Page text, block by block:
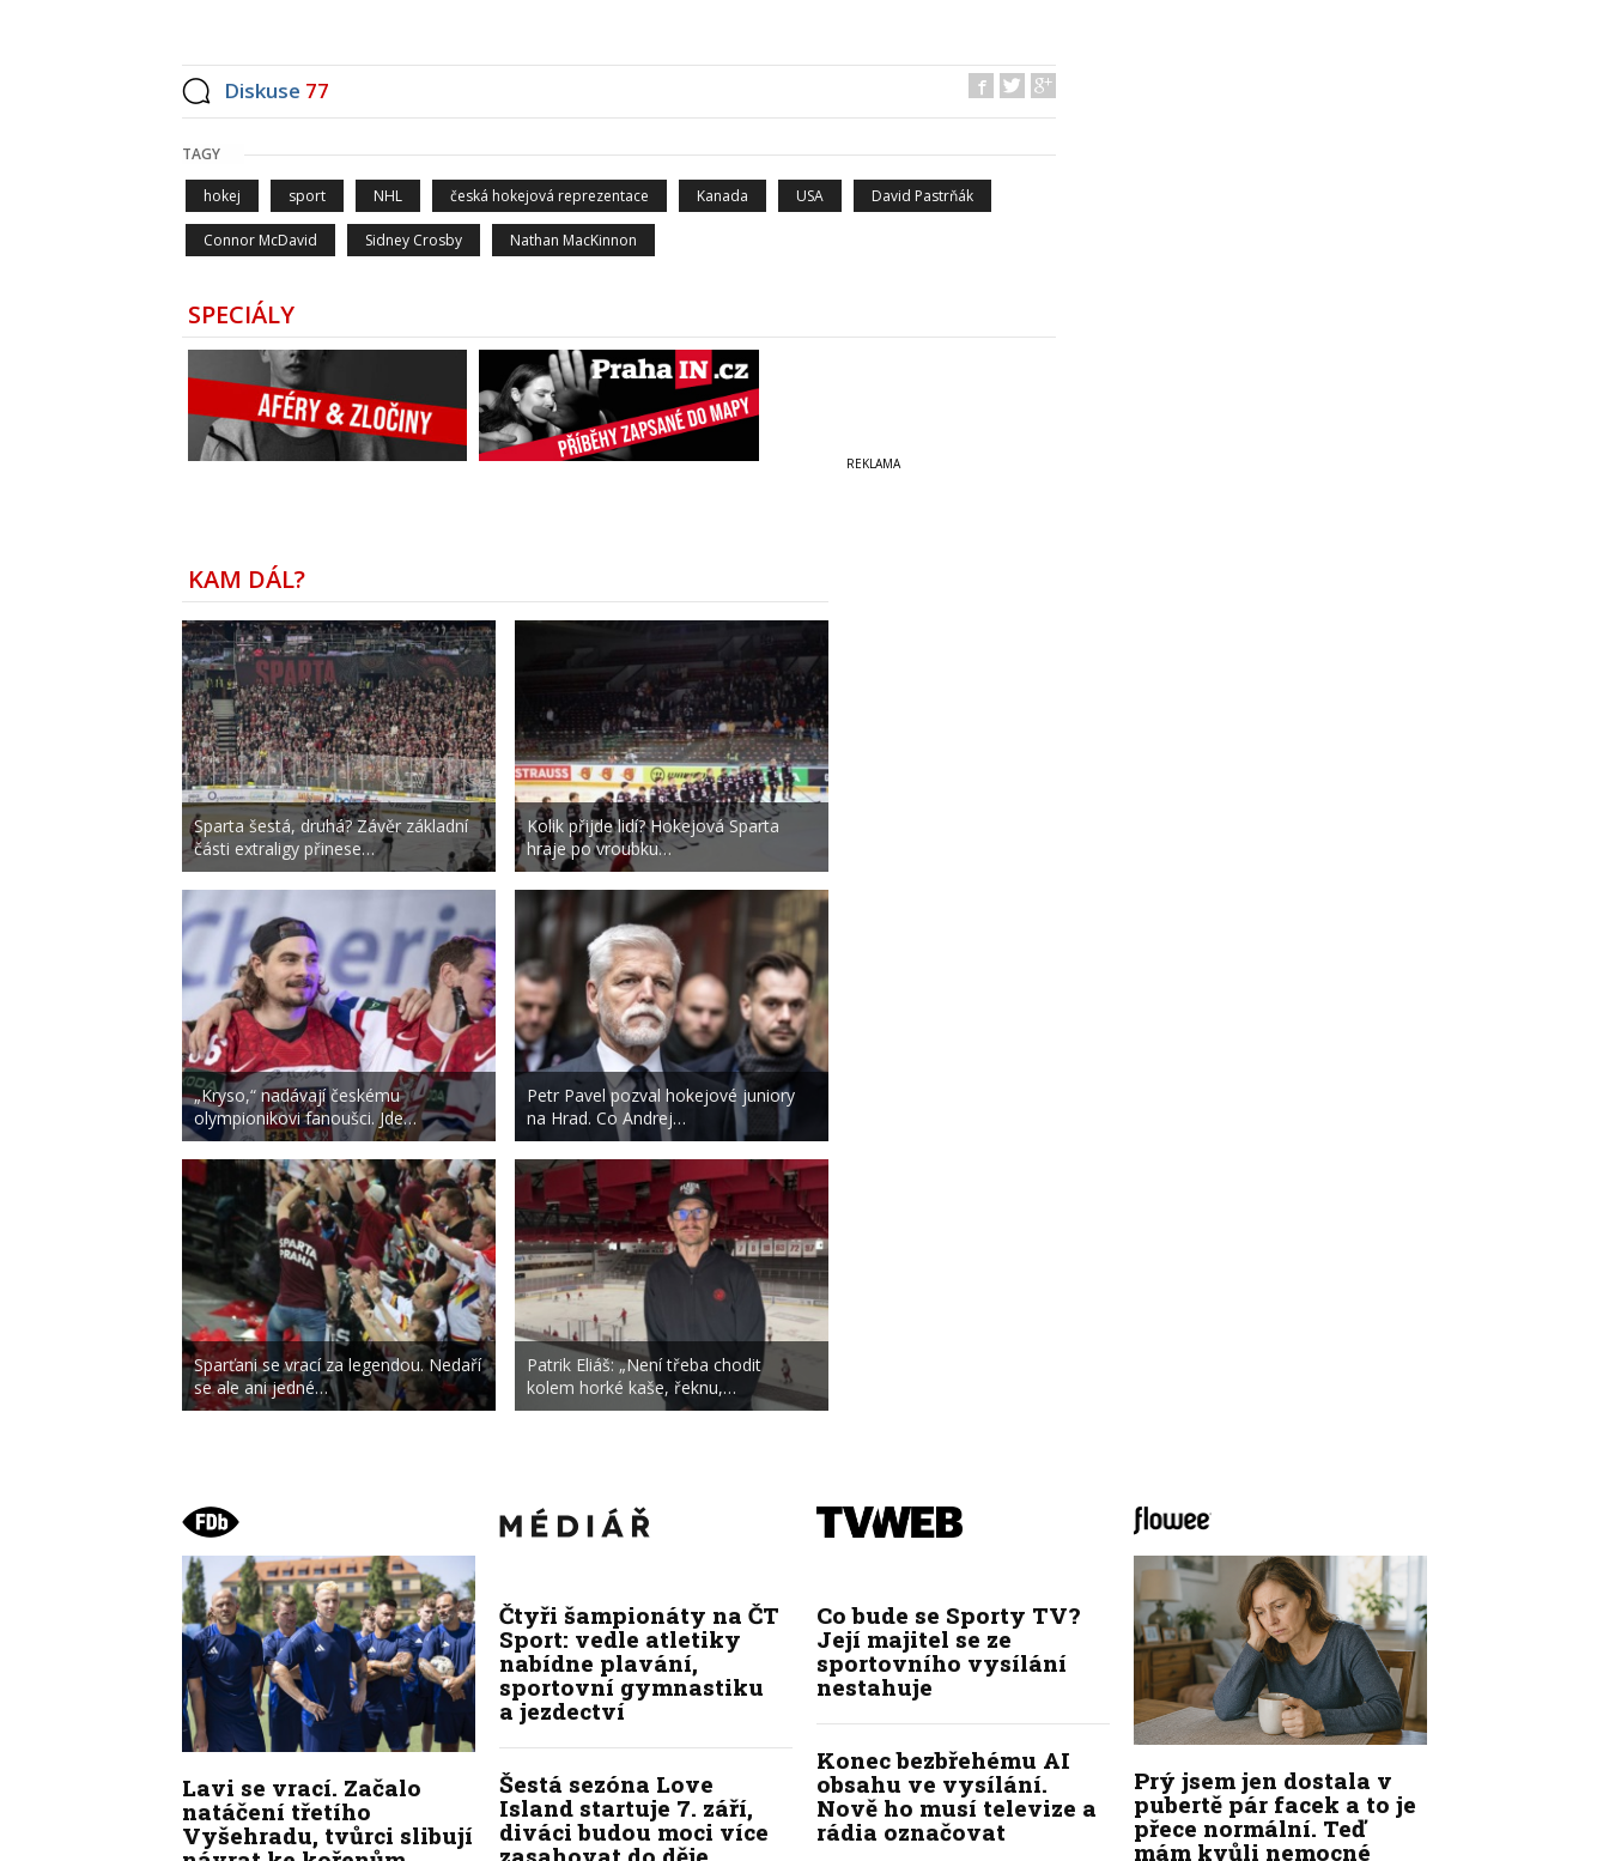
Diskuse 77
TAGY
hokej sport NHL česká hokejová reprezentace Kanada USA David Pastrňák
Connor McDavid Sidney Crosby Nathan MacKinnon
SPECIÁLY
KAM DÁL?
Sparta šestá, druhá? Závěr základní
části extraligy přinese…
„Kryso,“ nadávají českému
olympionikovi fanoušci. Jde…
Sparťani se vrací za legendou. Nedaří
se ale ani jedné…
Kolik přijde lidí? Hokejová Sparta
hraje po vroubku…
Petr Pavel pozval hokejové juniory
na Hrad. Co Andrej…
Patrik Eliáš: „Není třeba chodit
kolem horké kaše, řeknu,…
Lavi se vrací. Začalo
natáčení třetího
Vyšehradu, tvůrci slibují
Čtyři šampionáty na ČT
Sport: vedle atletiky
nabídne plavání,
sportovní gymnastiku
a jezdectví
Šestá sezóna Love
Island startuje 7. září,
diváci budou moci více
Co bude se Sporty TV?
Její majitel se ze
sportovního vysílání
nestahuje
Konec bezbřehému AI
obsahu ve vysílání.
Nově ho musí televize a
rádia označovat
Prý jsem jen dostala v
pubertě pár facek a to je
přece normální. Teď
mám kvůli nemocné